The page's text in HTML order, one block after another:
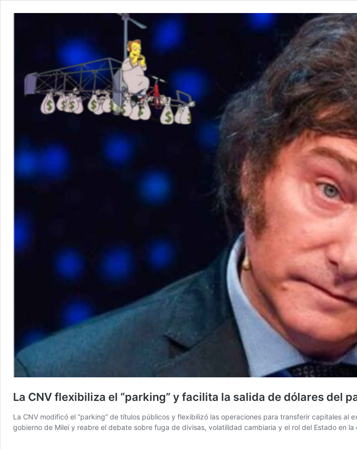
La CNV flexibiliza el “parking” y facilita la salida de dólares del
La CNV modificó el “parking” de títulos públicos y flexibilizó las operaciones para transferir capitales
gobierno de Milei y reabre el debate sobre fuga de divisas, volatilidad cambiaria y el rol del Estado en la